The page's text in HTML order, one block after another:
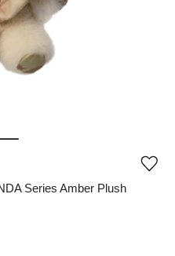
Series Amber Plush